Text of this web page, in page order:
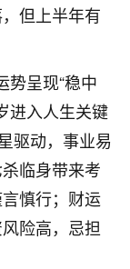
但上半年有
势呈现“稳中
进入人生关键
驱动，事业易
临身带来考
慎行；财运
险高，忌担
11
15